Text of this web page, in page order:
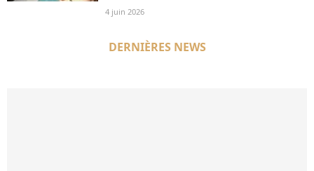
4 juin 2026
DERNIÈRES NEWS